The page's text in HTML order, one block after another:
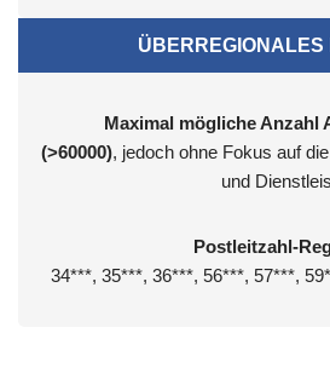
ÜBERREGIONALES
Maximal mögliche Anzahl
(>60000), jedoch ohne Fokus auf
und
Postleitzahl-
34***, 35***, 36***, 56***, 57***,